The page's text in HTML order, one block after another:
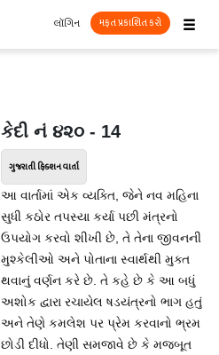
☰
લૉગિન મફત પ્રકાશિત કરો
કેદી નં ૪૨૦ - 14
ગુજરાતી ફિક્શન વાર્તા
આ વાર્તામાં એક વ્યક્તિ, જેને નવ મહિના
સુધી કઠોર તપસ્યા કર્યા પછી મંત્રનો
ઉપયોગ કરવો શીખી છે, તે તેના જીવનની
મુશ્કેલીઓ અને પોતાના સ્વાર્થથી મુક્ત
થવાનું વર્ણન કરે છે. તે કહે છે કે આ બધું
અશોક દ્વારા રચાયેલ ષડયંત્રનો ભાગ હતું
અને તેણે કમલેશ પર પ્રેમ કરવાનો ભ્રમ
છોડી દીધો. તેણી સમજાવે છે કે મજબૂત